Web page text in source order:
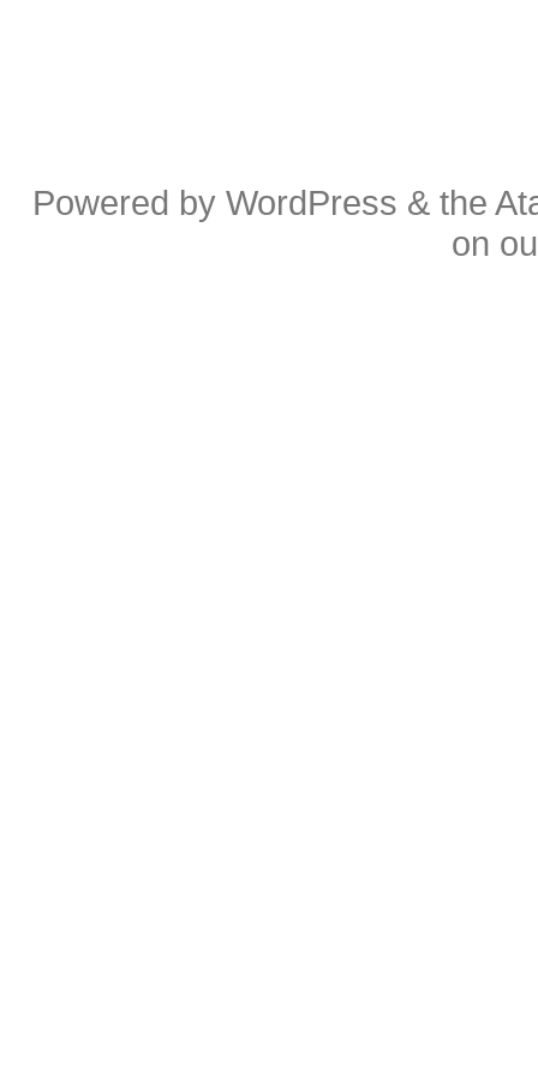
Powered byWordPress & the
on